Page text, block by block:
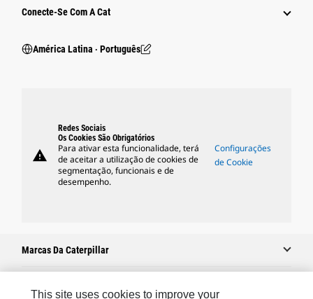
Conecte-Se Com A Cat
América Latina ‧ Português
warning
Redes Sociais
Os Cookies São Obrigatórios
Para ativar esta funcionalidade, terá
de aceitar a utilização de cookies de
segmentação, funcionais e de
desempenho.
Configurações
de Cookie
Marcas Da Caterpillar
This site uses cookies to improve your